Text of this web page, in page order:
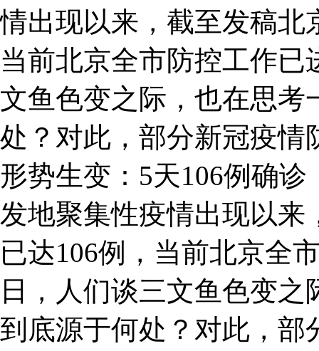
情出现以来，截至发稿北
当前北京全市防控工作
文鱼色变之际，也在思
处？对此，部分新冠疫情
形势生变：5天106例确
发地聚集性疫情出现以
已达106例，当前北京全
日，人们谈三文鱼色变
到底源于何处？对此，部